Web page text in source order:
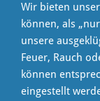
Wir bieten
können, als
unsere
Feuer, Rauch
können
eingestellt